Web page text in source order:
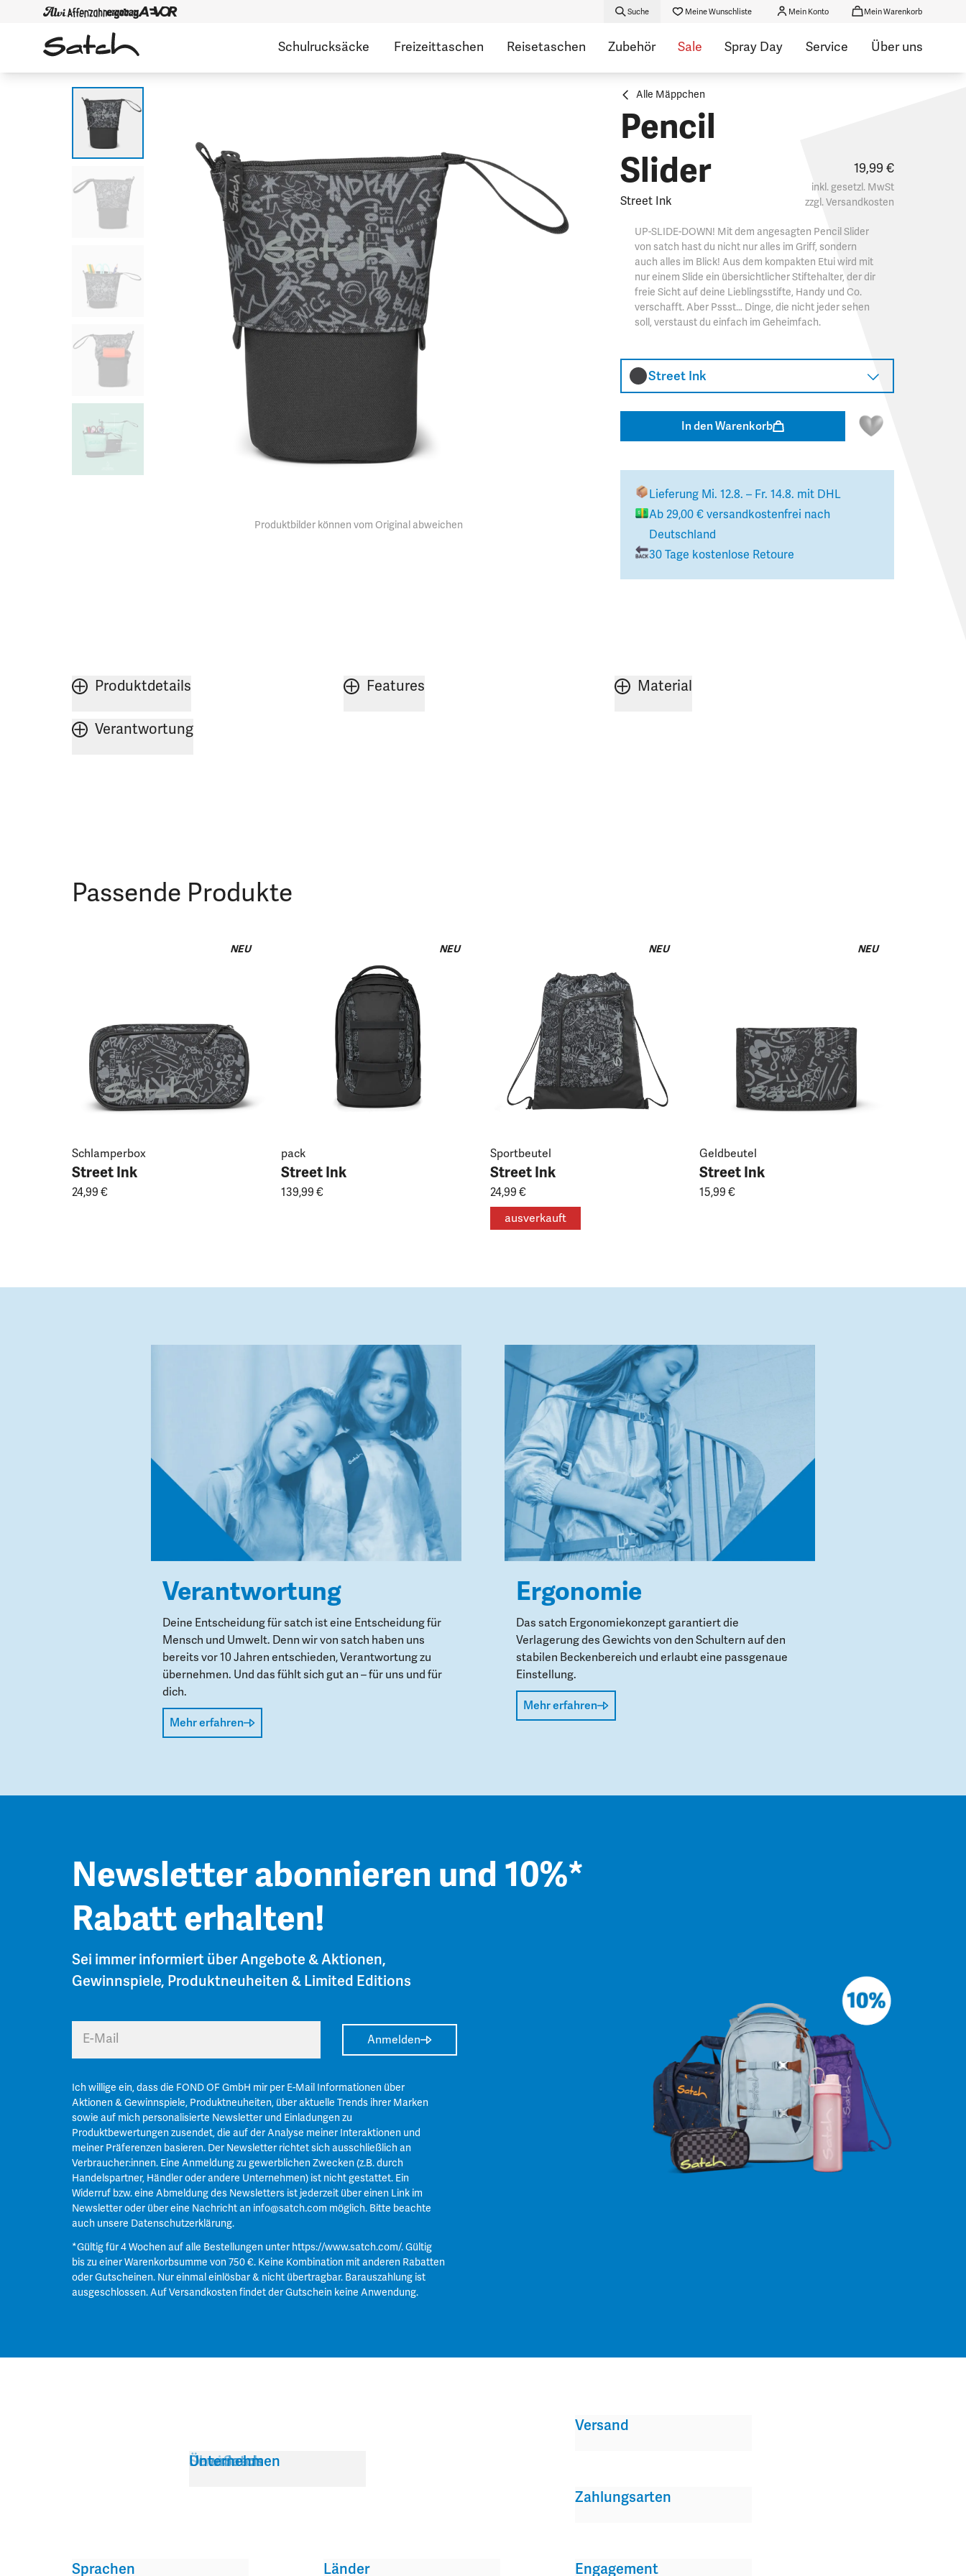
Suche Meine Wunschliste Mein Konto Mein Warenkorb
Schulrucksäcke Freizeittaschen Reisetaschen Zubehör Sale Spray Day Service Über uns
Produktbilder können vom Original abweichen
Alle Mäppchen
Pencil
Slider
Street Ink
19,99 €
inkl. gesetzl. MwSt
zzgl.Versandkosten
UP-SLIDE-DOWN! Mit dem angesagten Pencil Slider
von satch hast du nicht nur alles im Griff, sondern
auch alles im Blick! Aus dem kompakten Etui wird mit
nur einem Slide ein übersichtlicher Stiftehalter, der dir
freie Sicht auf deine Lieblingsstifte, Handy und Co.
verschafft. Aber Pssst… Dinge, die nicht jeder sehen
soll, verstaust du einfach im Geheimfach.
Street Ink
In den Warenkorb
Lieferung Mi. 12.8. – Fr. 14.8. mit DHL
Ab 29,00 €versandkostenfrei nach
Deutschland
30 Tage kostenlose Retoure
Produktdetails Features Material
Verantwortung
Passende Produkte
NEU
Schlamperbox
Street Ink
24,99 €
NEU
pack
Street Ink
139,99 €
NEU
Sportbeutel
Street Ink
24,99 €
ausverkauft
NEU
Geldbeutel
Street Ink
15,99 €
Verantwortung
Deine Entscheidung für satch ist eine Entscheidung für
Mensch und Umwelt. Denn wir von satch haben uns
bereits vor 10 Jahren entschieden, Verantwortung zu
übernehmen. Und das fühlt sich gut an – für uns und für
dich.
Mehr erfahren
Ergonomie
Das satch Ergonomiekonzept garantiert die
Verlagerung des Gewichts von den Schultern auf den
stabilen Beckenbereich und erlaubt eine passgenaue
Einstellung.
Mehr erfahren
Newsletter abonnieren und 10%*
Rabatt erhalten!
Sei immer informiert über Angebote & Aktionen,
Gewinnspiele, Produktneuheiten & Limited Editions
E-Mail Anmelden
Ich willige ein, dass die FOND OF GmbH mir per E-Mail Informationen über
Aktionen & Gewinnspiele, Produktneuheiten, über aktuelle Trends ihrer Marken
sowie auf mich personalisierte Newsletter und Einladungen zu
Produktbewertungen zusendet, die auf der Analyse meiner Interaktionen und
meiner Präferenzen basieren. Der Newsletter richtet sich ausschließlich an
Verbraucher:innen. Eine Anmeldung zu gewerblichen Zwecken (z.B. durch
Handelspartner, Händler oder andere Unternehmen) ist nicht gestattet. Ein
Widerruf bzw. eine Abmeldung des Newsletters ist jederzeit über einen Link im
Newsletter oder über eine Nachricht an info@satch.com möglich. Bitte beachte
auch unsere Datenschutzerklärung.
*Gültig für 4 Wochen auf alle Bestellungen unter https://www.satch.com/. Gültig
bis zu einer Warenkorbsumme von 750 €. Keine Kombination mit anderen Rabatten
oder Gutscheinen. Nur einmal einlösbar & nicht übertragbar. Barauszahlung ist
ausgeschlossen. Auf Versandkosten findet der Gutschein keine Anwendung.
Service
Über Satch
Downloads
Unternehmen
Versand
Zahlungsarten
Engagement
Sprachen Länder